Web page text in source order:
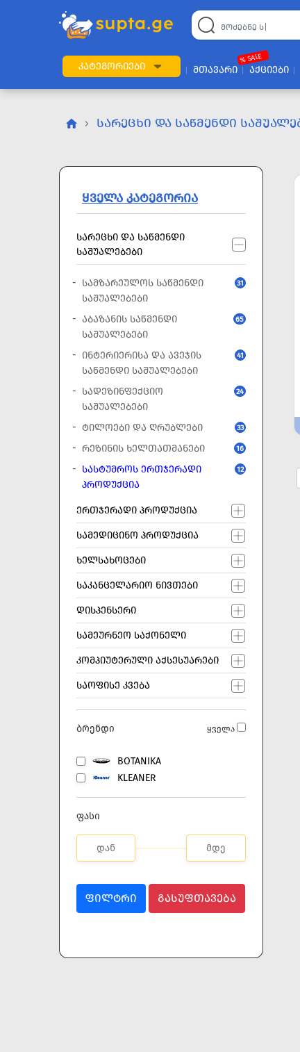
ᲙᲐᲢᲔᲒᲝᲠᲘᲔᲑᲘ ᲛᲗᲐᲕᲐᲠᲘ ᲐᲥᲪᲘᲔᲑᲘ
% SALE
ᲡᲐᲠᲔᲪᲮᲘ ᲓᲐ ᲡᲐᲬᲛᲔᲜᲓᲘ
ᲧᲕᲔᲚᲐ ᲙᲐᲢᲔᲒᲝᲠᲘᲐ
ᲡᲐᲠᲔᲪᲮᲘ ᲓᲐ ᲡᲐᲬᲛᲔᲜᲓᲘ
ᲡᲐᲨᲣᲐᲚᲔᲑᲔᲑᲘ
ᲡᲐᲛᲖᲐᲠᲔᲣᲚᲝᲡ ᲡᲐᲬᲛᲔᲜᲓᲘ
ᲡᲐᲨᲣᲐᲚᲔᲑᲔᲑᲘ
31
ᲐᲑᲐᲖᲐᲜᲘᲡ ᲡᲐᲬᲛᲔᲜᲓᲘ
ᲡᲐᲨᲣᲐᲚᲔᲑᲔᲑᲘ
65
ᲘᲜᲢᲔᲠᲘᲔᲠᲘᲡᲐ ᲓᲐ ᲐᲕᲔᲯᲘᲡ
ᲡᲐᲬᲛᲔᲜᲓᲘ ᲡᲐᲨᲣᲐᲚᲔᲑᲔᲑᲘ
41
ᲡᲐᲓᲔᲖᲘᲜᲤᲔᲥᲪᲘᲝ
ᲡᲐᲨᲣᲐᲚᲔᲑᲔᲑᲘ
24
ᲢᲘᲚᲝᲔᲑᲘ ᲓᲐ ᲦᲠᲣᲑᲚᲔᲑᲘ 33
ᲠᲔᲖᲘᲜᲘᲡ ᲮᲔᲚᲗᲐᲗᲛᲐᲜᲔᲑᲘ 16
ᲡᲐᲡᲢᲣᲛᲠᲝᲡ ᲔᲠᲗᲯᲔᲠᲐᲓᲘ
ᲞᲠᲝᲓᲣᲥᲪᲘᲐ
12
ᲔᲠᲗᲯᲔᲠᲐᲓᲘ ᲞᲠᲝᲓᲣᲥᲪᲘᲐ
ᲡᲐᲛᲔᲓᲘᲪᲘᲜᲝ ᲞᲠᲝᲓᲣᲥᲪᲘᲐ
ᲮᲔᲚᲡᲐᲮᲝᲪᲔᲑᲘ
ᲡᲐᲙᲐᲜᲪᲔᲚᲐᲠᲘᲝ ᲜᲘᲕᲗᲔᲑᲘ
ᲓᲘᲡᲞᲔᲜᲡᲔᲠᲘ
ᲡᲐᲛᲔᲣᲠᲜᲔᲝ ᲡᲐᲥᲝᲜᲔᲚᲘ
ᲙᲝᲛᲞᲘᲣᲢᲔᲠᲣᲚᲘ ᲐᲥᲡᲔᲡᲣᲐᲠᲔᲑᲘ
ᲡᲐᲝᲤᲘᲡᲔ ᲙᲕᲔᲑᲐ
ბრენდი ყველა
BOTANIKA
KLEANER
ფასი
ᲤᲘᲚᲢᲠᲘ ᲒᲐᲡᲣᲤᲗᲐᲕᲔᲑᲐ